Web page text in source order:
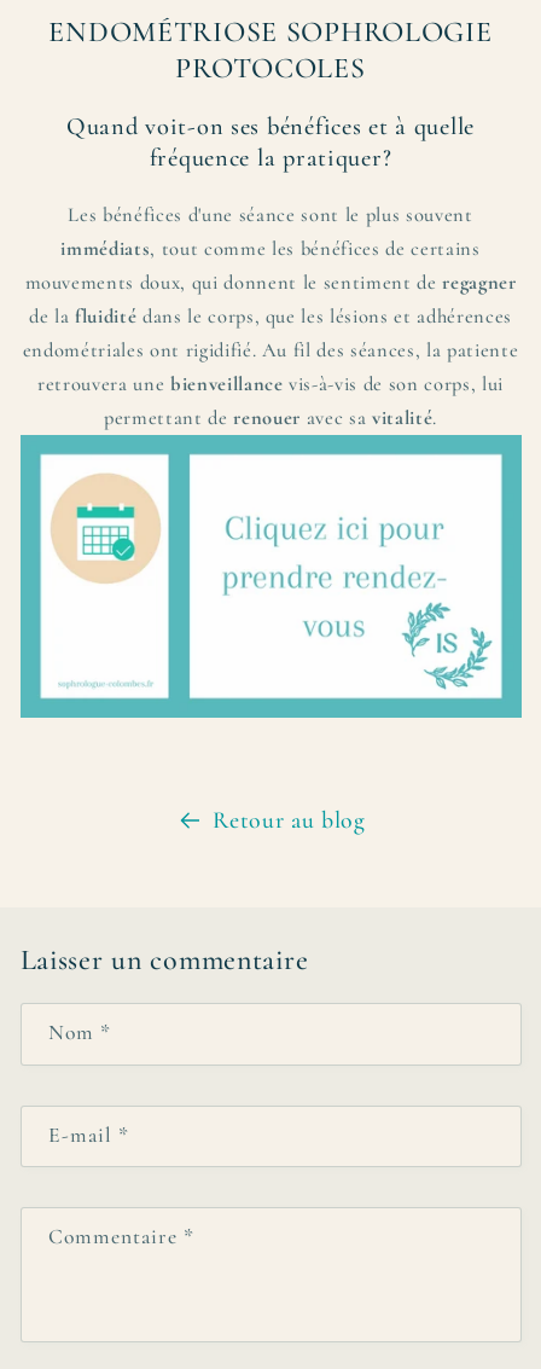
ENDOMÉTRIOSE SOPHROLOGIE
PROTOCOLES
Quand voit-on ses bénéfices et à quelle
fréquence la pratiquer?
Les bénéfices d'une séance sont le plus souvent
immédiats, tout comme les bénéfices de certains
mouvements doux, qui donnent le sentiment deregagner
de la fluidité dans le corps, que les lésions et adhérences
endométriales ont rigidifié. Au fil des séances, la patiente
retrouvera une bienveillance vis-à-vis de son corps, lui
permettant derenouer avec sa vitalité.
Retour au blog
Laisser un commentaire
Nom *
E-mail *
Commentaire *